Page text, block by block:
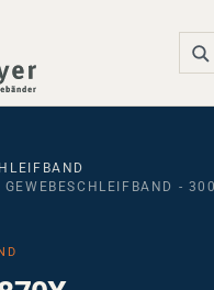
-